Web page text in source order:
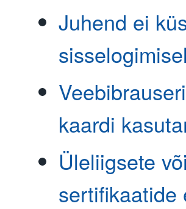
Juhend ei
sisselogimisel
kaardi
Üleliigsete
sertifikaatide